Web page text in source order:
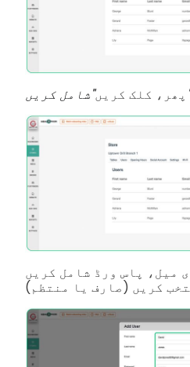
پھر، کلک کریں "شامل کریں"
میل، پاس ورڈ شامل کریں
کریں (صارف یا منتظم)